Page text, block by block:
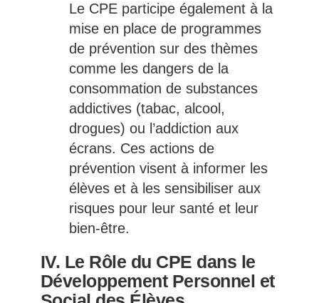
Le CPE participe également à la
mise en place de programmes
de prévention sur des thèmes
comme les dangers de la
consommation de substances
addictives (tabac, alcool,
drogues) ou l’addiction aux
écrans. Ces actions de
prévention visent à informer les
élèves et à les sensibiliser aux
risques pour leur santé et leur
bien-être.
IV. Le Rôle du CPE dans le
Développement Personnel et